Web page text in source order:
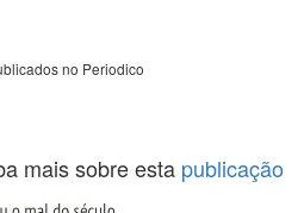
no Periodico
mais sobre esta publicação